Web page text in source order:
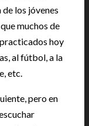
los jóvenes
muchos de
hoy
al fútbol, a la
etc.
pero en